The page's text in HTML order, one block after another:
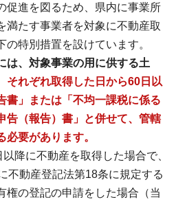
進を図るため、県内に事業所
満たす事業者を対象に不動産取
特別措置を設けています。
は、対象事業の用に供する土
それぞれ取得した日から60日以
書」または「不均一課税に係る
告（報告）書」と併せて、管轄
要があります。
降に不動産を取得した場合で、
不動産登記法第18条に規定する
権の登記の申請をした場合（当